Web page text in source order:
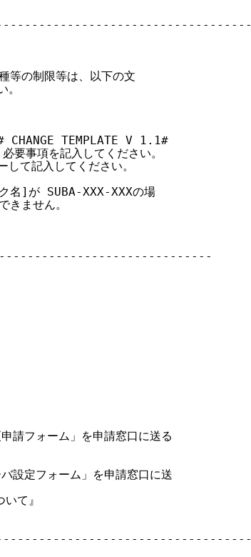
等の制限等は、以下の文
# CHANGE TEMPLATE V 1.1#
要事項を記入してください。
て記入してください。
ク名]が SUBA-XXX-XXXの場
ません。
請フォーム」を申請窓口に送る
設定フォーム」を申請窓口に送
て』